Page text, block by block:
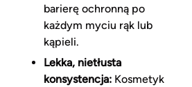
barierę ochronną po
każdym myciu rąk lub
kąpieli.
Lekka, nietłusta
konsystencja:Kosmetyk